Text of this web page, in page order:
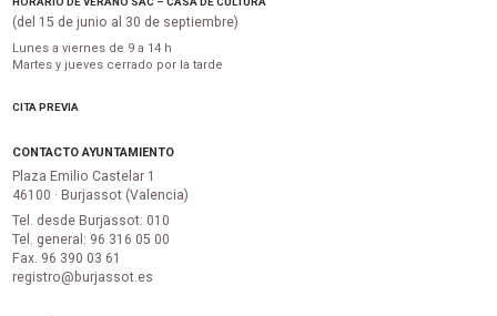
(del 15 de junio al 30 de septiembre)
Lunes a viernes de 9 a 14 h
Martes y jueves cerrado por la tarde
CITA PREVIA
CONTACTO AYUNTAMIENTO
Plaza Emilio Castelar 1
46100 · Burjassot (Valencia)
Tel. desde Burjassot: 010
Tel. general: 96 316 05 00
Fax. 96 390 03 61
registro@burjassot.es